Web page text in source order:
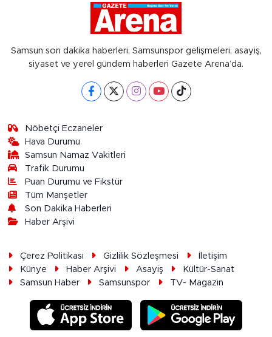
Samsun son dakika haberleri, Samsunspor gelişmeleri, asayiş,
siyaset ve yerel gündem haberleri Gazete Arena’da.
Nöbetçi Eczaneler
Hava Durumu
Samsun Namaz Vakitleri
Trafik Durumu
Puan Durumu ve Fikstür
Tüm Manşetler
Son Dakika Haberleri
Haber Arşivi
Çerez Politikası Gizlilik Sözleşmesi
İletişim
Künye
Haber Arşivi Asayiş
Kültür-Sanat
Samsun Haber
Samsunspor TV- Magazin